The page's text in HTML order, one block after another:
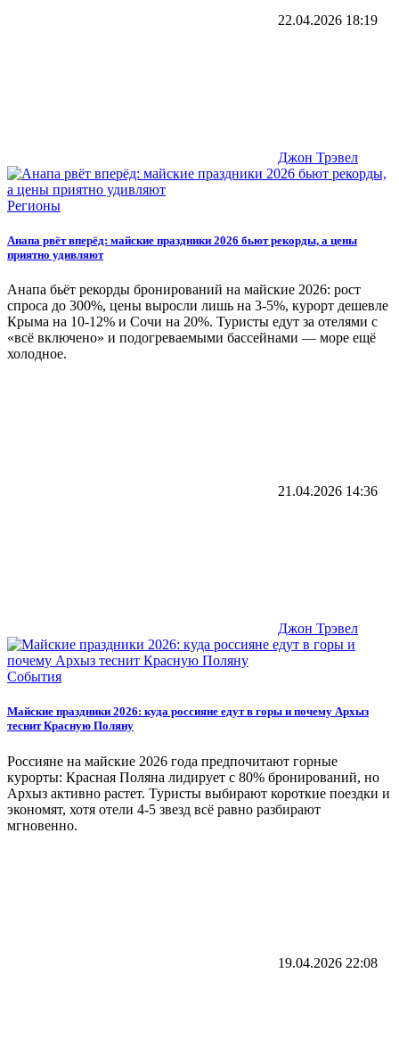
22.04.2026 18:19
Джон Трэвел
Регионы
Анапа рвёт вперёд: майские праздники 2026 бьют рекорды, а цены
приятно удивляют
Анапа бьёт рекорды бронирований на майские 2026: рост
спроса до 300%, цены выросли лишь на 3-5%, курорт дешевле
Крыма на 10-12% и Сочи на 20%. Туристы едут за отелями с
«всё включено» и подогреваемыми бассейнами — море ещё
холодное.
21.04.2026 14:36
Джон Трэвел
События
Майские праздники 2026: куда россияне едут в горы и почему Архыз
теснит Красную Поляну
Россияне на майские 2026 года предпочитают горные
курорты: Красная Поляна лидирует с 80% бронирований, но
Архыз активно растет. Туристы выбирают короткие поездки и
экономят, хотя отели 4-5 звезд всё равно разбирают
мгновенно.
19.04.2026 22:08